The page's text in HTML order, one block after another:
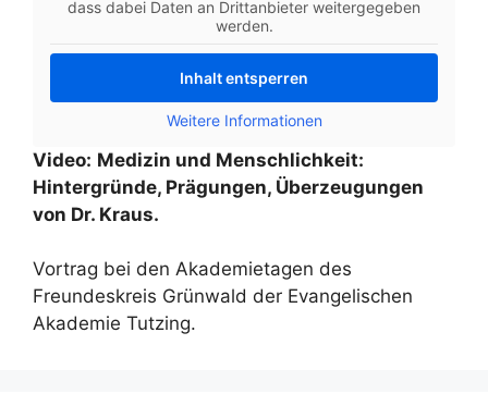
dass dabei Daten an Drittanbieter weitergegeben
werden.
Inhalt entsperren
Weitere Informationen
Video: Medizin und Menschlichkeit:
Hintergründe, Prägungen, Überzeugungen
von Dr. Kraus.
Vortrag bei den Akademietagen des
Freundeskreis Grünwald der Evangelischen
Akademie Tutzing.